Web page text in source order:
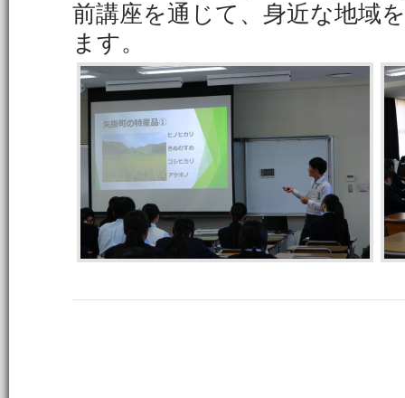
前講座を通じて、身近な地域
ます。